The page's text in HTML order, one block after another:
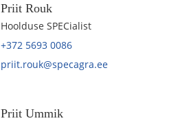
Priit Rouk
Hoolduse SPECialist
+372 5693 0086
priit.rouk@specagra.ee
Priit Ummik